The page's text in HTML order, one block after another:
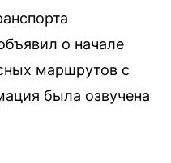
о начале
маршрутов с
была озвучена